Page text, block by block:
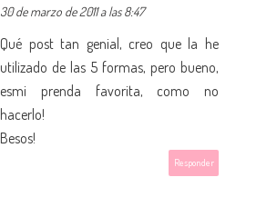
30 de marzo de 2011 a las 8:47
Qué post tan genial, creo que la he
utilizado de las 5 formas, pero bueno,
esmi prenda favorita, como no
hacerlo!
Besos!
Responder